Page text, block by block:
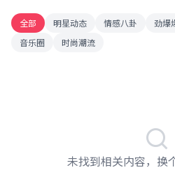
全部 明星动态 情感八卦 劲爆
音乐圈
时尚潮流
未找到相关内容，换